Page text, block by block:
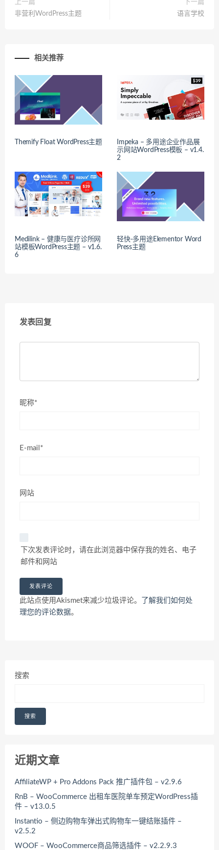
上一篇
非营利WordPress主题
下一篇
语言学校
相关推荐
Themify Float WordPress主题
Impeka – 多用途企业作品展
示网站WordPress模板 – v1.4.
2
Medilink – 健康与医疗诊所网
站模板WordPress主题 – v1.6.
6
轻快-多用途Elementor Word
Press主题
发表回复
昵称*
E-mail*
网站
下次发表评论时，请在此浏览器中保存我的姓名、电子
邮件和网站
此站点使用Akismet来减少垃圾评论。
了解我们如何处
理您的评论数据。
搜索
搜索
近期文章
AffiliateWP + Pro Addons Pack 推广插件包 – v2.9.6
RnB – WooCommerce 出租车医院单车预定WordPress插
件 – v13.0.5
Instantio – 侧边购物车弹出式购物车一键结账插件 –
v2.5.2
WOOF – WooCommerce商品筛选插件 – v2.2.9.3